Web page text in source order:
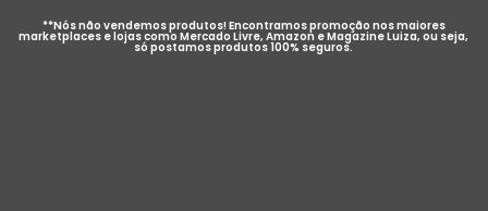
**Nós não vendemos produtos! Encontramos promoção nos maiores
marketplaces e lojas como Mercado Livre, Amazon e Magazine Luiza, ou seja,
só postamos produtos 100% seguros.